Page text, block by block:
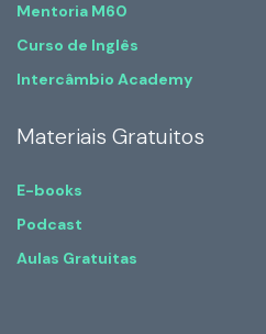
Mentoria M60
Curso de Inglês
Intercâmbio Academy
Materiais Gratuitos
E-books
Podcast
Aulas Gratuitas